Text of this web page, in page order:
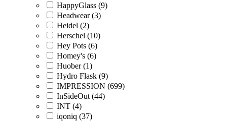
HappyGlass (9)
Headwear (3)
Heidel (2)
Herschel (10)
Hey Pots (6)
Homey's (6)
Huober (1)
Hydro Flask (9)
IMPRESSION (699)
InSideOut (44)
INT (4)
iqoniq (37)